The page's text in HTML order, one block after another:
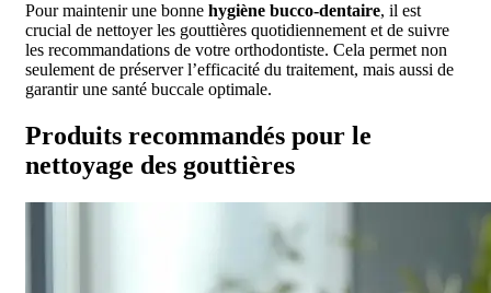
Pour maintenir une bonne hygiène bucco-dentaire, il est
crucial de nettoyer les gouttières quotidiennement et de suivre
les recommandations de votre orthodontiste. Cela permet non
seulement de préserver l’efficacité du traitement, mais aussi de
garantir une santé buccale optimale.
Produits recommandés pour le
nettoyage des gouttières